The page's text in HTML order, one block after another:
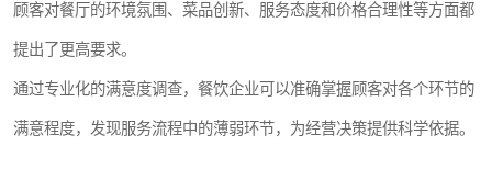
顾客对餐厅的环境氛围、菜品创新、服务态度和价格合理性等方面都
提出了更高要求。
通过专业化的满意度调查，餐饮企业可以准确掌握顾客对各个环节的
满意程度，发现服务流程中的薄弱环节，为经营决策提供科学依据。